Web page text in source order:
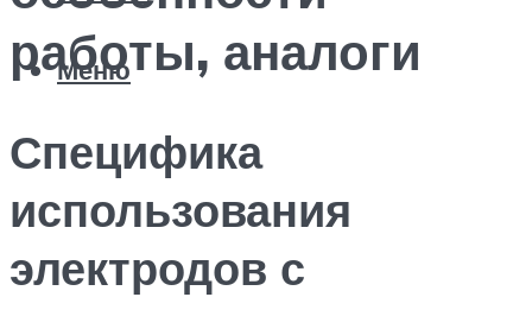
Меню
работы, аналоги
Специфика
использования
электродов с